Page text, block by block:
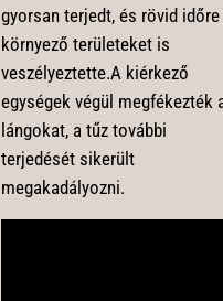
gyorsan terjedt, és rövid időre
környező területeket is
veszélyeztette.A kiérkező
egységek végül megfékezték
lángokat, a tűz további
terjedését sikerült
megakadályozni.